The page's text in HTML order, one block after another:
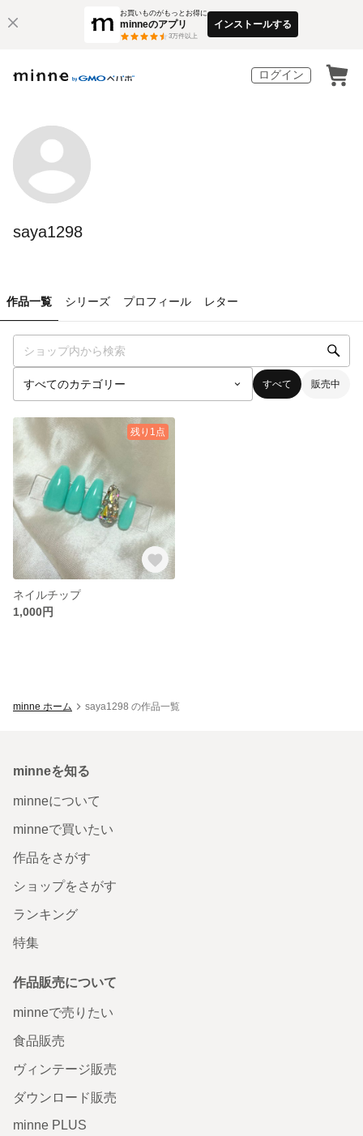
お買いものがもっとお得に
minneのアプリ
3万件以上
インストールする
ログイン
saya1298
作品一覧 シリーズ プロフィール レター
すべて 販売中
残り1点
ネイルチップ
1,000円
minne ホーム saya1298 の作品一覧
minneを知る
minneについて
minneで買いたい
作品をさがす
ショップをさがす
ランキング
特集
作品販売について
minneで売りたい
食品販売
ヴィンテージ販売
ダウンロード販売
minne PLUS